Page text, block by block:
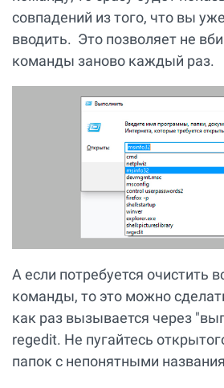
совпадений из того, что вы
вводить. Это позволяет не
команды заново каждый раз.
А если потребуется очистить
команды, то это можно
как раз вызывается через
regedit. Не пугайтесь
папок с непонятными